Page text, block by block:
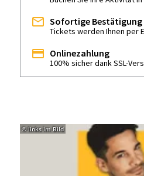
© links im Bild
Sofortige Bestätigung
Tickets werden Ihnen per
Onlinezahlung
100% sicher dank SSL-